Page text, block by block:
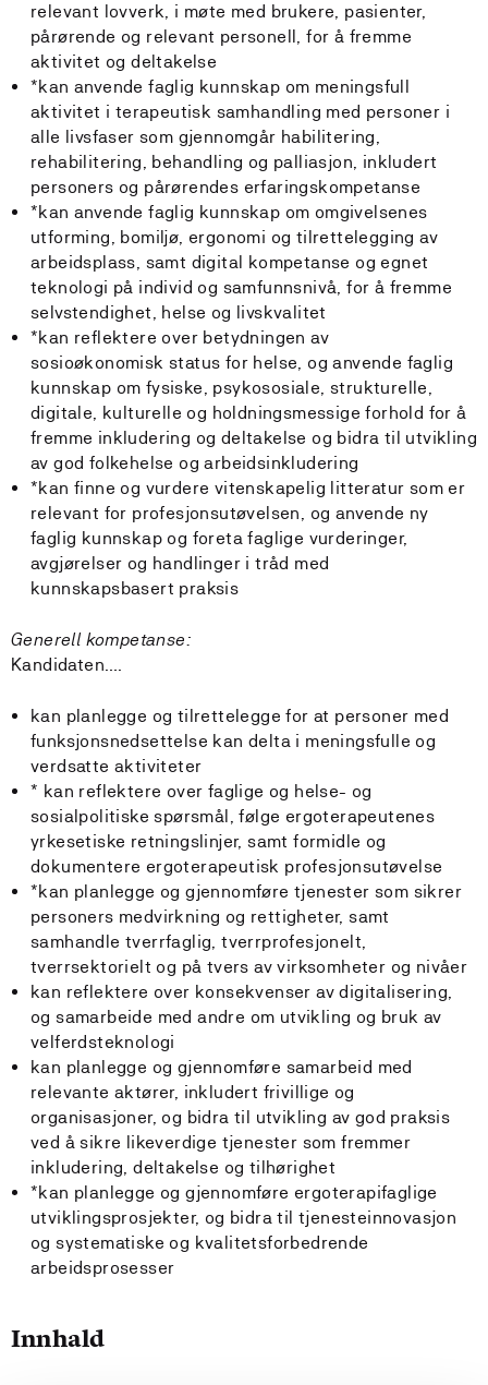
relevant lovverk, i møte med brukere, pasienter,
pårørende og relevant personell, for å fremme
aktivitet og deltakelse
*kan anvende faglig kunnskap om meningsfull
aktivitet i terapeutisk samhandling med personer i
alle livsfaser som gjennomgår habilitering,
rehabilitering, behandling og palliasjon, inkludert
personers og pårørendes erfaringskompetanse
*kan anvende faglig kunnskap om omgivelsenes
utforming, bomiljø, ergonomi og tilrettelegging av
arbeidsplass, samt digital kompetanse og egnet
teknologi på individ og samfunnsnivå, for å fremme
selvstendighet, helse og livskvalitet
*kan reflektere over betydningen av
sosioøkonomisk status for helse, og anvende faglig
kunnskap om fysiske, psykososiale, strukturelle,
digitale, kulturelle og holdningsmessige forhold for å
fremme inkludering og deltakelse og bidra til utvikling
av god folkehelse og arbeidsinkludering
*kan finne og vurdere vitenskapelig litteratur som er
relevant for profesjonsutøvelsen, og anvende ny
faglig kunnskap og foreta faglige vurderinger,
avgjørelser og handlinger i tråd med
kunnskapsbasert praksis
Generell kompetanse:
Kandidaten….
kan planlegge og tilrettelegge for at personer med
funksjonsnedsettelse kan delta i meningsfulle og
verdsatte aktiviteter
* kan reflektere over faglige og helse- og
sosialpolitiske spørsmål, følge ergoterapeutenes
yrkesetiske retningslinjer, samt formidle og
dokumentere ergoterapeutisk profesjonsutøvelse
*kan planlegge og gjennomføre tjenester som sikrer
personers medvirkning og rettigheter, samt
samhandle tverrfaglig, tverrprofesjonelt,
tverrsektorielt og på tvers av virksomheter og nivåer
kan reflektere over konsekvenser av digitalisering,
og samarbeide med andre om utvikling og bruk av
velferdsteknologi
kan planlegge og gjennomføre samarbeid med
relevante aktører, inkludert frivillige og
organisasjoner, og bidra til utvikling av god praksis
ved å sikre likeverdige tjenester som fremmer
inkludering, deltakelse og tilhørighet
*kan planlegge og gjennomføre ergoterapifaglige
utviklingsprosjekter, og bidra til tjenesteinnovasjon
og systematiske og kvalitetsforbedrende
arbeidsprosesser
Innhald